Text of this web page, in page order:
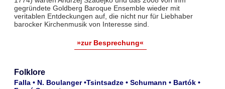
gegründete Goldberg Baroque Ensemble wieder mit
veritablen Entdeckungen auf, die nicht nur für Liebhaber
barocker Kirchenmusik von Interesse sind.
»zur Besprechung«
Folklore
Falla • N. Boulanger •Tsintsadze • Schumann • Bartók •